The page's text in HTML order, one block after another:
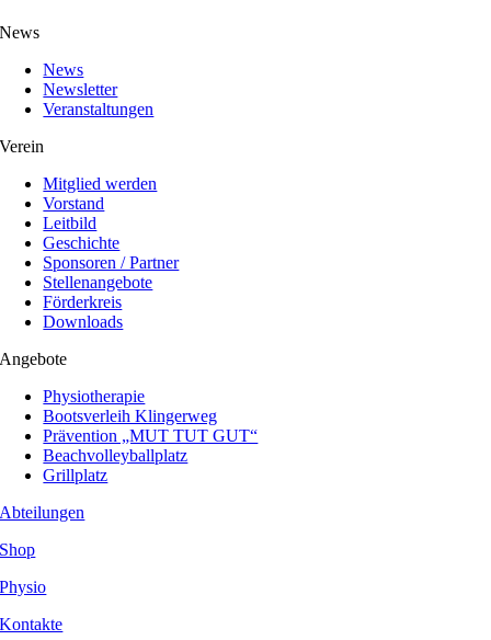
News
News
Newsletter
Veranstaltungen
Verein
Mitglied werden
Vorstand
Leitbild
Geschichte
Sponsoren / Partner
Stellenangebote
Förderkreis
Downloads
Angebote
Physiotherapie
Bootsverleih Klingerweg
Prävention „MUT TUT GUT“
Beachvolleyballplatz
Grillplatz
Abteilungen
Shop
Physio
Kontakte